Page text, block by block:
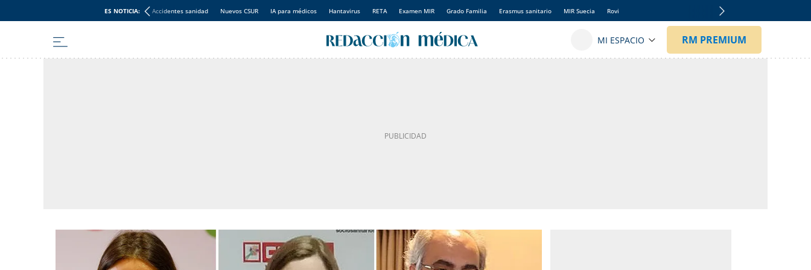
ES NOTICIA: Accidentes sanidad Nuevos CSUR IA para médicos Hantavirus RETA Examen MIR Grado Familia Erasmus sanitario MIR Suecia Rovi